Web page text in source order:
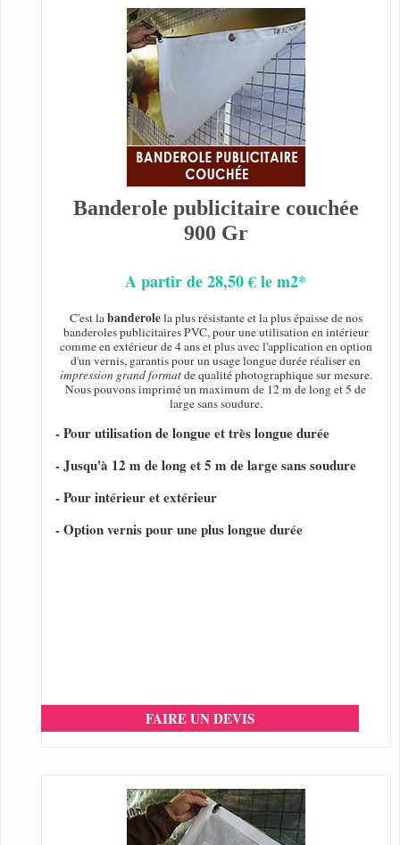
Banderole publicitaire couchée
900 Gr
A partir de 28,50 € le m2*
C'est labanderolela plus résistante et la plus épaisse de nos
banderoles publicitaires PVC, pour une utilisation en intérieur
comme en extérieur de 4 ans et plus avec l'application en option
d'un vernis, garantis pour un usage longue durée réaliser en
impression grand formatde qualité photographique sur mesure.
Nous pouvons imprimé un maximum de 12 m de long et 5 de
large sans soudure.
- Pour utilisation de longue et très longue durée
- Jusqu'à 12 m de long et 5 m de large sans soudure
- Pour intérieur et extérieur
- Option vernis pour une plus longue durée
FAIRE UN DEVIS